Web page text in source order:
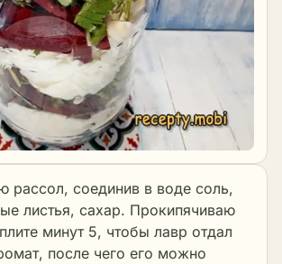
рассол, соединив в воде соль,
листья, сахар. Прокипячиваю
минут 5, чтобы лавр отдал
после чего его можно